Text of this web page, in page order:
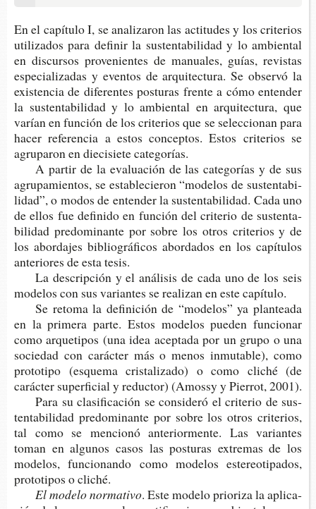
En el capí­tu­lo I, se ana­li­za­ron las acti­tu­des y los cri­te­rios
uti­li­za­dos para defi­nir la sus­ten­ta­bi­li­dad y lo ambien­tal
en dis­cur­sos pro­ve­nien­tes de manua­les, guías, revis­tas
espe­cia­li­za­das y even­tos de arqui­tec­tu­ra. Se obser­vó la
exis­ten­cia de dife­ren­tes pos­tu­ras fren­te a cómo enten­der
la sus­ten­ta­bi­li­dad y lo ambien­tal en arqui­tec­tu­ra, que
varían en fun­ción de los cri­te­rios que se selec­cio­nan para
hacer refe­ren­cia a estos con­cep­tos. Estos cri­te­rios se
agru­pa­ron en die­ci­sie­te categorías.
A par­tir de la eva­lua­ción de las cate­go­rías y de sus
agru­pa­mien­tos, se esta­ble­cie­ron “mode­los de sus­ten­ta­bi­
li­dad”, o modos de enten­der la sus­ten­ta­bi­li­dad. Cada uno
de ellos fue defi­ni­do en fun­ción del cri­te­rio de sus­ten­ta­
bi­li­dad pre­do­mi­nan­te por sobre los otros cri­te­rios y de
los abor­da­jes biblio­grá­fi­cos abor­da­dos en los capí­tu­los
ante­rio­res de esta tesis.
La des­crip­ción y el aná­li­sis de cada uno de los seis
mode­los con sus varian­tes se rea­li­zan en este capítulo.
Se reto­ma la defi­ni­ción de “mode­los” ya plan­tea­da
en la pri­me­ra parte. Estos mode­los pue­den fun­cio­nar
como arque­ti­pos (una idea acep­ta­da por un grupo o una
socie­dad con carác­ter más o menos inmu­ta­ble), como
pro­to­ti­po (esque­ma cris­ta­li­za­do) o como cli­ché (de
carác­ter super­fi­cial y reduc­tor) (Amossy y Pie­rrot, 2001).
Para su cla­si­fi­ca­ción se con­si­de­ró el cri­te­rio de sus­
ten­ta­bi­li­dad pre­do­mi­nan­te por sobre los otros cri­te­rios,
tal como se men­cio­nó ante­rior­men­te. Las varian­tes
toman en algu­nos casos las pos­tu­ras extre­mas de los
mode­los, fun­cio­nan­do como mode­los este­reo­ti­pa­dos,
pro­to­ti­pos o cliché.
El modelonormativo. Este mode­lo prio­ri­za la apli­ca­